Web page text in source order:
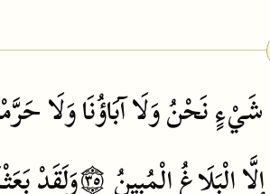
شَيْءٍنَحْنُوَلَاآبَاؤُنَاوَلَا
إِلَّاالْبَلَاغُالْمُبِينُ ۝٣٥وَلَقَدْ